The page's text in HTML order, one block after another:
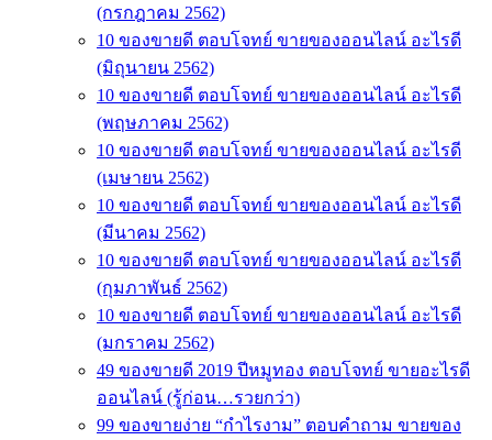
(กรกฎาคม 2562)
10 ของขายดี ตอบโจทย์ ขายของออนไลน์ อะไรดี
(มิถุนายน 2562)
10 ของขายดี ตอบโจทย์ ขายของออนไลน์ อะไรดี
(พฤษภาคม 2562)
10 ของขายดี ตอบโจทย์ ขายของออนไลน์ อะไรดี
(เมษายน 2562)
10 ของขายดี ตอบโจทย์ ขายของออนไลน์ อะไรดี
(มีนาคม 2562)
10 ของขายดี ตอบโจทย์ ขายของออนไลน์ อะไรดี
(กุมภาพันธ์ 2562)
10 ของขายดี ตอบโจทย์ ขายของออนไลน์ อะไรดี
(มกราคม 2562)
49 ของขายดี 2019 ปีหมูทอง ตอบโจทย์ ขายอะไรดี
ออนไลน์ (รู้ก่อน…รวยกว่า)
99 ของขายง่าย “กำไรงาม” ตอบคำถาม ขายของ